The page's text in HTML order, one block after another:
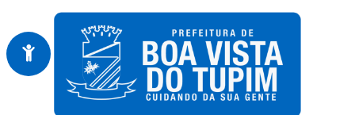
Portal da Prefeitura Municipal de Boa Vista do Tupim-BA